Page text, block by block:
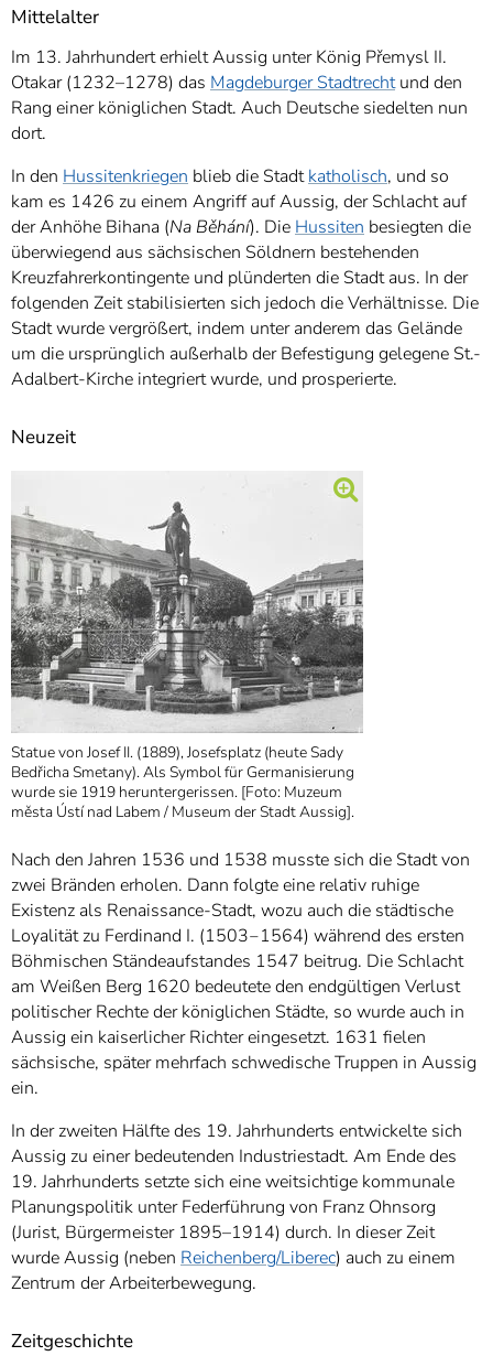
Mittelalter
Im 13. Jahrhundert erhielt Aussig unter König Přemysl II.
Otakar (1232–1278) das Magdeburger Stadtrechtund den
Rang einer königlichen Stadt. Auch Deutsche siedelten nun
dort.
In den Hussitenkriegen blieb die Stadtkatholisch, und so
kam es 1426 zu einem Angriff auf Aussig, der Schlacht auf
der Anhöhe Bihana (Na Běhání). Die Hussiten besiegten die
überwiegend aus sächsischen Söldnern bestehenden
Kreuzfahrerkontingente und plünderten die Stadt aus. In der
folgenden Zeit stabilisierten sich jedoch die Verhältnisse. Die
Stadt wurde vergrößert, indem unter anderem das Gelände
um die ursprünglich außerhalb der Befestigung gelegene St.-
Adalbert-Kirche integriert wurde, und prosperierte.
Neuzeit
Statue von Josef II. (1889), Josefsplatz (heute Sady
Bedřicha Smetany). Als Symbol für Germanisierung
wurde sie 1919 heruntergerissen. [Foto: Muzeum
města Ústí nad Labem / Museum der Stadt Aussig].
Nach den Jahren 1536 und 1538 musste sich die Stadt von
zwei Bränden erholen. Dann folgte eine relativ ruhige
Existenz als Renaissance-Stadt, wozu auch die städtische
Loyalität zu Ferdinand I. (1503‒1564) während des ersten
Böhmischen Ständeaufstandes 1547 beitrug. Die Schlacht
am Weißen Berg 1620 bedeutete den endgültigen Verlust
politischer Rechte der königlichen Städte, so wurde auch in
Aussig ein kaiserlicher Richter eingesetzt. 1631 fielen
sächsische, später mehrfach schwedische Truppen in Aussig
ein.
In der zweiten Hälfte des 19. Jahrhunderts entwickelte sich
Aussig zu einer bedeutenden Industriestadt. Am Ende des
19. Jahrhunderts setzte sich eine weitsichtige kommunale
Planungspolitik unter Federführung von Franz Ohnsorg
(Jurist, Bürgermeister 1895–1914) durch. In dieser Zeit
wurde Aussig (neben Reichenberg/Liberec) auch zu einem
Zentrum der Arbeiterbewegung.
Zeitgeschichte